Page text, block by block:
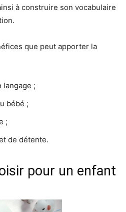
à construire son vocabulaire
que peut apporter la
langage ;
bébé ;
;
de détente.
pour un enfant